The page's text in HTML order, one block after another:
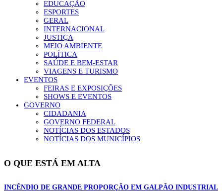
EDUCAÇÃO
ESPORTES
GERAL
INTERNACIONAL
JUSTIÇA
MEIO AMBIENTE
POLÍTICA
SAÚDE E BEM-ESTAR
VIAGENS E TURISMO
EVENTOS
FEIRAS E EXPOSIÇÕES
SHOWS E EVENTOS
GOVERNO
CIDADANIA
GOVERNO FEDERAL
NOTÍCIAS DOS ESTADOS
NOTÍCIAS DOS MUNICÍPIOS
O QUE ESTÁ EM ALTA
INCÊNDIO DE GRANDE PROPORÇÃO EM GALPÃO INDUSTRIAL